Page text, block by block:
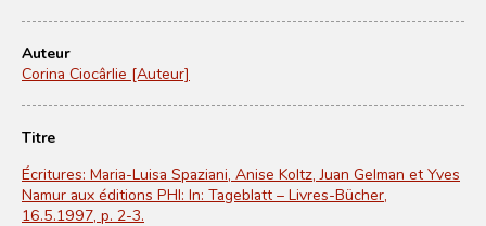
Auteur
Corina Ciocârlie [Auteur]
Titre
Écritures: Maria-Luisa Spaziani, Anise Koltz, Juan Gelman et Yves
Namur aux éditions PHI: In: Tageblatt – Livres-Bücher,
16.5.1997, p. 2-3.